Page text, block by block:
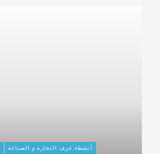
أنشطة غرف التجارة و الصناعة